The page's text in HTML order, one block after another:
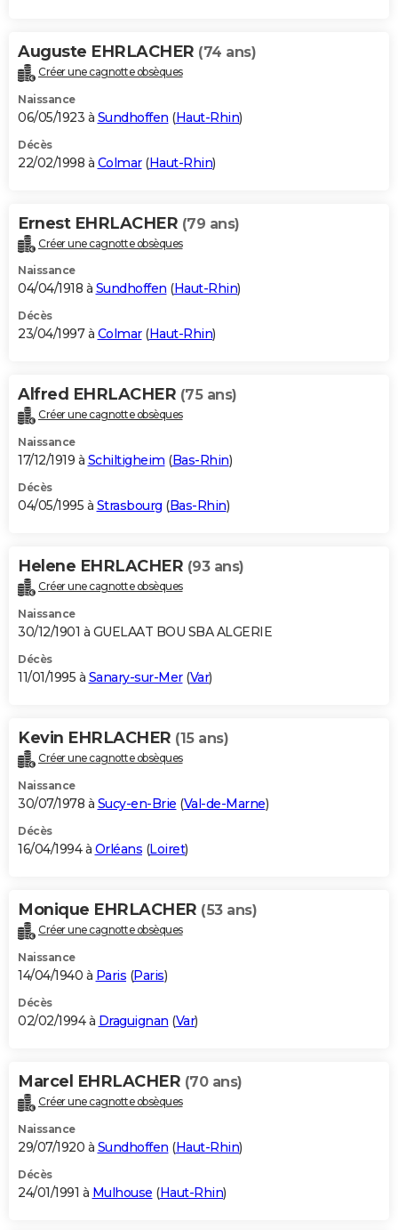
Auguste EHRLACHER (74 ans)
Créer une cagnotte obsèques
Naissance
06/05/1923 à Sundhoffen (Haut-Rhin)
Décès
22/02/1998 à Colmar(Haut-Rhin)
Ernest EHRLACHER (79 ans)
Créer une cagnotte obsèques
Naissance
04/04/1918 à Sundhoffen (Haut-Rhin)
Décès
23/04/1997 à Colmar(Haut-Rhin)
Alfred EHRLACHER (75 ans)
Créer une cagnotte obsèques
Naissance
17/12/1919 à Schiltigheim (Bas-Rhin)
Décès
04/05/1995 à Strasbourg (Bas-Rhin)
Helene EHRLACHER (93 ans)
Créer une cagnotte obsèques
Naissance
30/12/1901 à GUELAAT BOU SBA ALGERIE
Décès
11/01/1995 à Sanary-sur-Mer(Var)
Kevin EHRLACHER (15 ans)
Créer une cagnotte obsèques
Naissance
30/07/1978 à Sucy-en-Brie (Val-de-Marne)
Décès
16/04/1994 à Orléans (Loiret)
Monique EHRLACHER (53 ans)
Créer une cagnotte obsèques
Naissance
14/04/1940 à Paris (Paris)
Décès
02/02/1994 à Draguignan (Var)
Marcel EHRLACHER (70 ans)
Créer une cagnotte obsèques
Naissance
29/07/1920 à Sundhoffen (Haut-Rhin)
Décès
24/01/1991 à Mulhouse (Haut-Rhin)